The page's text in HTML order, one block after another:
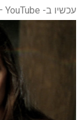
עכשיו ב- 4K Ultra HD – YouTube